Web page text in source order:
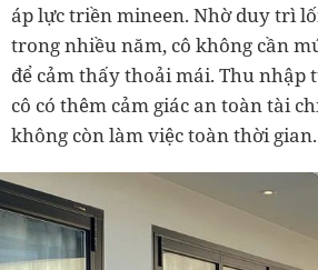
áp lực triền mineen. Nhờ duy trì
trong nhiều năm, cô không cần
để cảm thấy thoải mái. Thu nhập
cô có thêm cảm giác an toàn tài
không còn làm việc toàn thời gian.